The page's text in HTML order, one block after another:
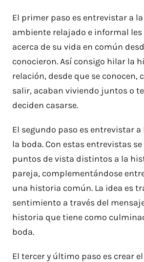
El primer paso es entrevistar a
ambiente relajado e informal
acerca de su vida en común
conocieron. Así consigo hilar la
relación, desde que se conocen,
salir, acaban viviendo juntos o
deciden casarse.
El segundo paso es entrevistar
la boda. Con estas entrevistas
puntos de vista distintos a la
pareja, complementándose
una historia común. La idea es
sentimiento a través del
historia que tiene como
boda.
El tercer y último paso es crear
INICIO
SOBRE MI
VÍDEOS
FAQS
BLOG
CONTACTO